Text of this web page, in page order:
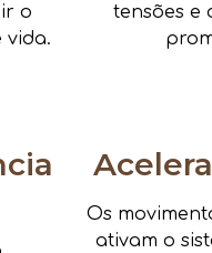
o
vida.
tensões e
Os
ativam o